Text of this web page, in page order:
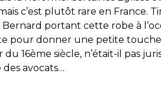
c’est plutôt rare en France.
portant cette robe à
pour donner une petite
16ème siècle, n’était-il pas
avocats…